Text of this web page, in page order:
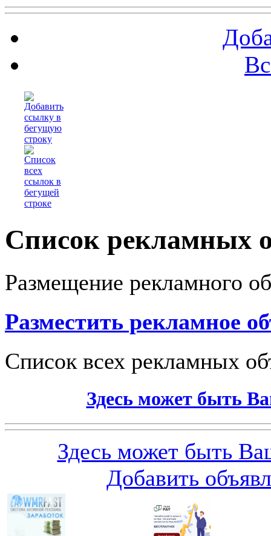
Список рекламных
Размещение рекламного
Разместить рекламное
Список всех рекламных
Здесь может быть
Здесь может быть
Добавить